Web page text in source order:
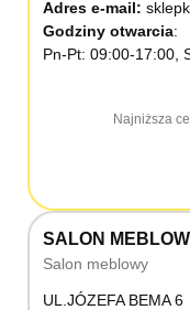
Adres e-mail:
Godziny otwarcia
Pn-Pt: 09:00-17:00,
Najniższa
SALON
Salon meblowy
UL.JÓZEFA BEMA 6